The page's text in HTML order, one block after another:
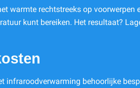
warmte rechtstreeks op
kunt bereiken. Het resultaat?
infraroodverwarming behoorlijke